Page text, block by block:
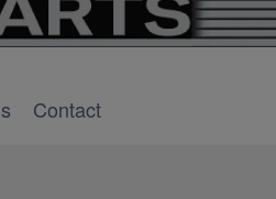
Contact